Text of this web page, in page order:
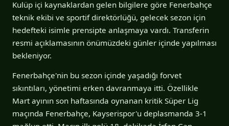
Kulüp içi kaynaklardan gelen bilgilere göre Fenerbahçe
teknik ekibi ve sportif direktörlüğü, gelecek sezon için
hedefteki isimle prensipte anlaşmaya vardı. Transferin
resmi açıklamasının önümüzdeki günler içinde yapılması
bekleniyor.
Fenerbahçe'nin bu sezon içinde yaşadığı forvet
sıkıntıları, yönetimi erken davranmaya itti. Özellikle
Mart ayının son haftasında oynanan kritik Süper Lig
maçında Fenerbahçe, Kayserispor'u deplasmanda 3-1